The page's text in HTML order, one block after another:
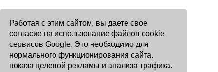
Работая с этим сайтом, вы даете свое
согласие на использование файлов cookie
сервисов Google. Это необходимо для
нормального функционирования сайта,
показа целевой рекламы и анализа трафика.